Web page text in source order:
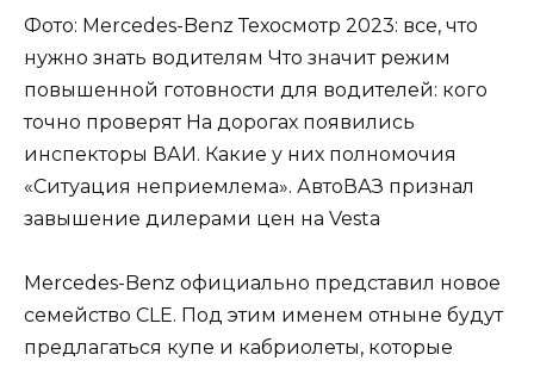
Фото: Mercedes-Benz Техосмотр 2023: все, что
нужно знать водителям Что значит режим
повышенной готовности для водителей: кого
точно проверят На дорогах появились
инспекторы ВАИ. Какие у них полномочия
«Ситуация неприемлема». АвтоВАЗ признал
завышение дилерами цен на Vesta
Mercedes-Benz официально представил новое
семейство CLE. Под этим именем отныне будут
предлагаться купе и кабриолеты, которые